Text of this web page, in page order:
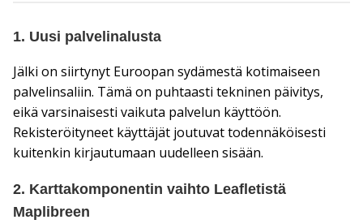
1. Uusi palvelinalusta
Jälki on siirtynyt Euroopan sydämestä kotimaiseen
palvelinsaliin. Tämä on puhtaasti tekninen päivitys,
eikä varsinaisesti vaikuta palvelun käyttöön.
Rekisteröityneet käyttäjät joutuvat todennäköisesti
kuitenkin kirjautumaan uudelleen sisään.
2. Karttakomponentin vaihto Leafletistä
Maplibreen